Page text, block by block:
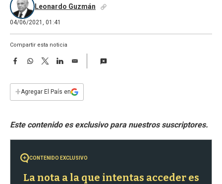
d
Leonardo Guzmán
04/06/2021, 01:41
Compartir esta noticia
F
e
b
k
W
s
p
T
w
t
L
n
E
i
l
+Agregar El País en
CONTENIDO EXCLUSIVO
La nota a la que intentas acceder es